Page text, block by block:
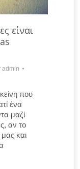
είναι
admin
που
ένα
μαζί
αν το
και